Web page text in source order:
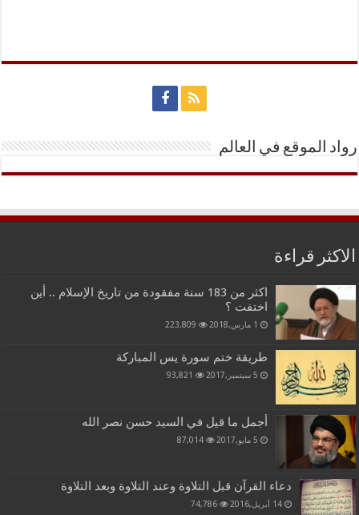
رواد الموقع في العالم
الاكثر قراءة
اكثر من 183 سنة مفقودة من تاريخ الإسلام .. أين
اختفت ؟
1 مارس,2018 223,809
طريقة ختم سورة يس المباركة
5 سبتمبر,2017 93,821
أجمل ما قيل في السيد حسن نصر الله
5 مايو,2017 87,014
دعاء القرآن قبل التلاوة وعند التلاوة وبعد التلاوة
14 أبريل,2016 74,786